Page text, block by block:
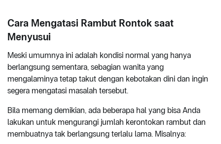
Cara Mengatasi Rambut Rontok saat
Menyusui
Meski umumnya ini adalah kondisi normal yang hanya
berlangsung sementara, sebagian wanita yang
mengalaminya tetap takut dengan kebotakan dini dan ingin
segera mengatasi masalah tersebut.
Bila memang demikian, ada beberapa hal yang bisa Anda
lakukan untuk mengurangi jumlah kerontokan rambut dan
membuatnya tak berlangsung terlalu lama. Misalnya: